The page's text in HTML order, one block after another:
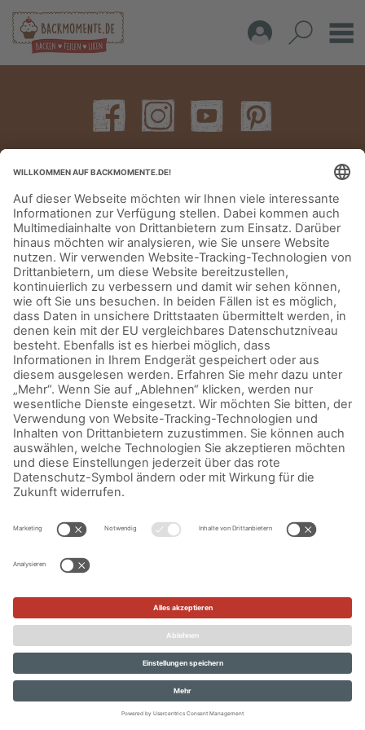
IMPRESSUM DATENSCHUTZERKLÄRUNG AGB KONTAKT
© Aurora Mühlen GmbH - Trettaustraße 49 – D-21107 Hamburg